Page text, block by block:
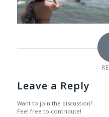
Leave a Reply
Want to join the discussion?
Feel free to contribute!